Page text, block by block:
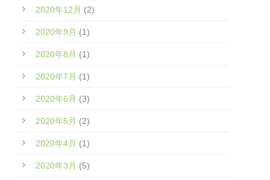
2020年12月 (2)
2020年9月 (1)
2020年8月 (1)
2020年7月 (1)
2020年6月 (3)
2020年5月 (2)
2020年4月 (1)
2020年3月 (5)